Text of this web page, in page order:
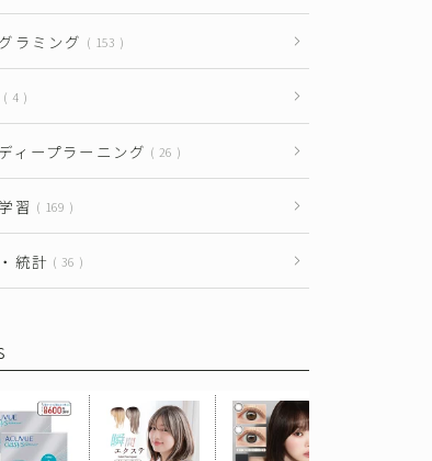
ラミング 153
4
ィープラーニング 26
習 169
統計 36